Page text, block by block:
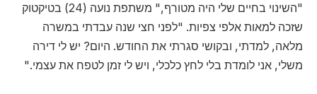
"השינוי בחיים שלי היה מטורף," משתפת נועה (24) בטיקטוק
שזכה למאות אלפי צפיות. "לפני חצי שנה עבדתי במשרה
מלאה, למדתי, ובקושי סגרתי את החודש. היום? יש לי דירה
משלי, אני לומדת בלי לחץ כלכלי, ויש לי זמן לטפח את עצמי."